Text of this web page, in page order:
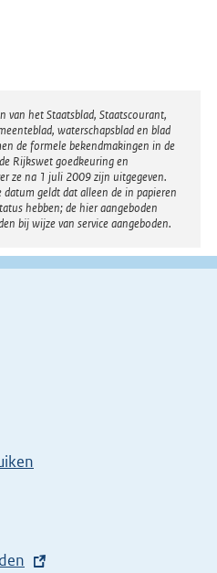
van het Staatsblad, Staatscourant,
waterschapsblad en blad
de formele bekendmakingen in de
Rijkswet goedkeuring en
ze na 1 juli 2009 zijn uitgegeven.
geldt dat alleen de in papieren
hebben; de hier aangeboden
bij wijze van service aangeboden.